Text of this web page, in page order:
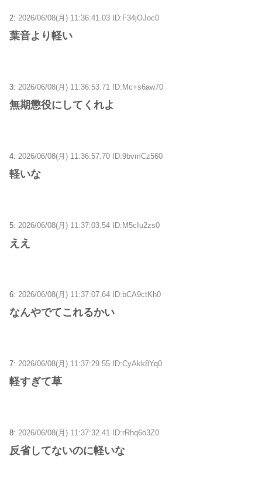
2: 2026/06/08(月) 11:36:41.03 ID:F34jOJoc0
葉音より軽い
3: 2026/06/08(月) 11:36:53.71 ID:Mc+s6aw70
無期懲役にしてくれよ
4: 2026/06/08(月) 11:36:57.70 ID:9bvmCz560
軽いな
5: 2026/06/08(月) 11:37:03.54 ID:M5cIu2zs0
ええ
6: 2026/06/08(月) 11:37:07.64 ID:bCA9ctKh0
なんやでてこれるかい
7: 2026/06/08(月) 11:37:29.55 ID:CyAkk8Yq0
軽すぎて草
8: 2026/06/08(月) 11:37:32.41 ID:rRhq6o3Z0
反省してないのに軽いな